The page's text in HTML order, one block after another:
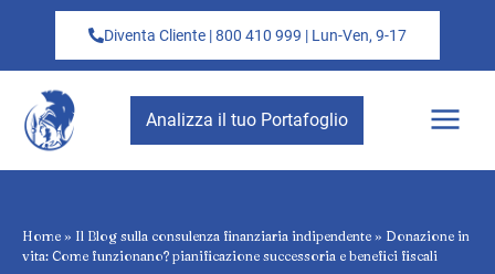
Diventa Cliente | 800 410 999 | Lun-Ven, 9-17
Analizza il tuo Portafoglio
Home » Il Blog sulla consulenza finanziaria indipendente » Donazione in
vita: Come funzionano? pianificazione successoria e benefici fiscali